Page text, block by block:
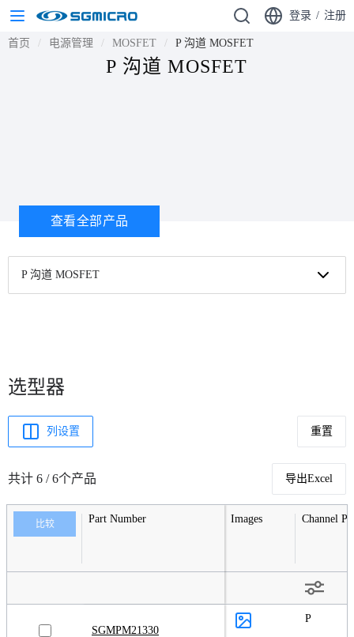
登录 / 注册
首页 电源管理 MOSFET P 沟道 MOSFET
P 沟道 MOSFET
查看全部产品
P 沟道 MOSFET
选型器
列设置 重置
共计 6 / 6个产品 导出Excel
比较 Part Number Images Channel
SGMPM21330
P